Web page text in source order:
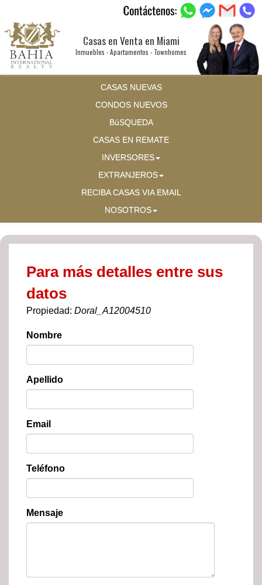
Casas en Venta en Miami
Inmuebles - Apartamentos - Townhomes
CASAS NUEVAS
CONDOS NUEVOS
BúSQUEDA
CASAS EN REMATE
INVERSORES
EXTRANJEROS
RECIBA CASAS VIA EMAIL
NOSOTROS
Para más detalles entre sus
datos
Propiedad: Doral_A12004510
Nombre
Apellido
Email
Teléfono
Mensaje